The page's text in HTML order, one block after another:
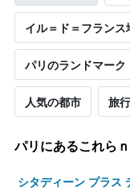
イル＝ド＝フラン
パリのランドマーク
人気の都市 旅
パリ​にあるこれら
シタディーン プラス